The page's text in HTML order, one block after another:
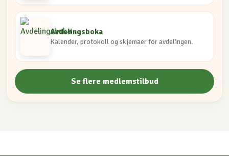
Avdelingsboka
Kalender, protokoll og skjemaer for avdelingen.
Se flere medlemstilbud